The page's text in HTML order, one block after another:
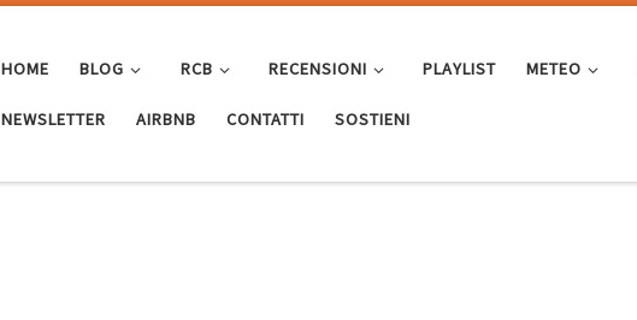
HOME BLOG RCB RECENSIONI PLAYLIST METEO
NEWSLETTER AIRBNB CONTATTI SOSTIENI